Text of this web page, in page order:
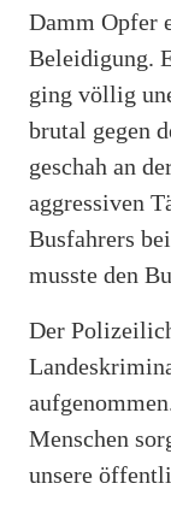
Damm Opfer
Beleidigung.
ging völlig
brutal gegen
geschah an
aggressiven
Busfahrers
musste den
Der
Menschen
unsere